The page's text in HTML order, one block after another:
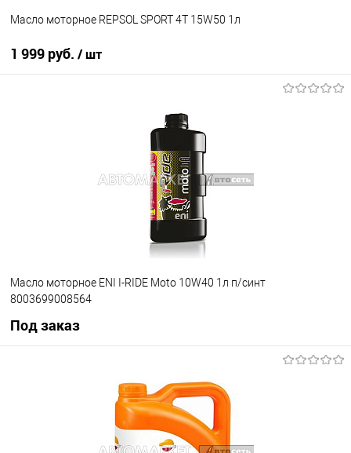
Масло моторное REPSOL SPORT 4T 15W50 1л
1 999 руб. / шт
Масло моторное ENI I-RIDE Moto 10W40 1л п/синт
8003699008564
Под заказ
Недоступно